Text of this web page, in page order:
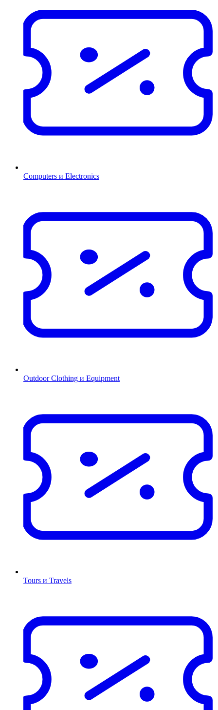
Computers и Electronics
Outdoor Clothing и Equipment
Tours и Travels